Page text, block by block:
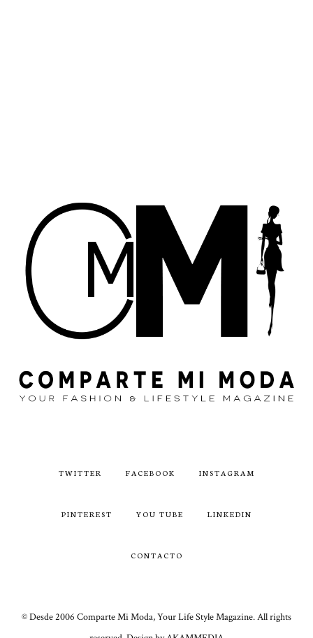
TWITTER FACEBOOK INSTAGRAM
PINTEREST YOU TUBE LINKEDIN
CONTACTO
© Desde 2006 Comparte Mi Moda, Your Life Style Magazine. All rights